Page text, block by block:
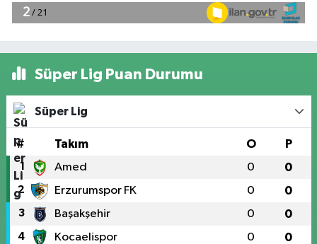
Süper Lig Puan Durumu
Süper Lig
# Takım O P
1 Amed 0 0
2 Erzurumspor FK 0 0
3 Başakşehir 0 0
4 Kocaelispor 0 0